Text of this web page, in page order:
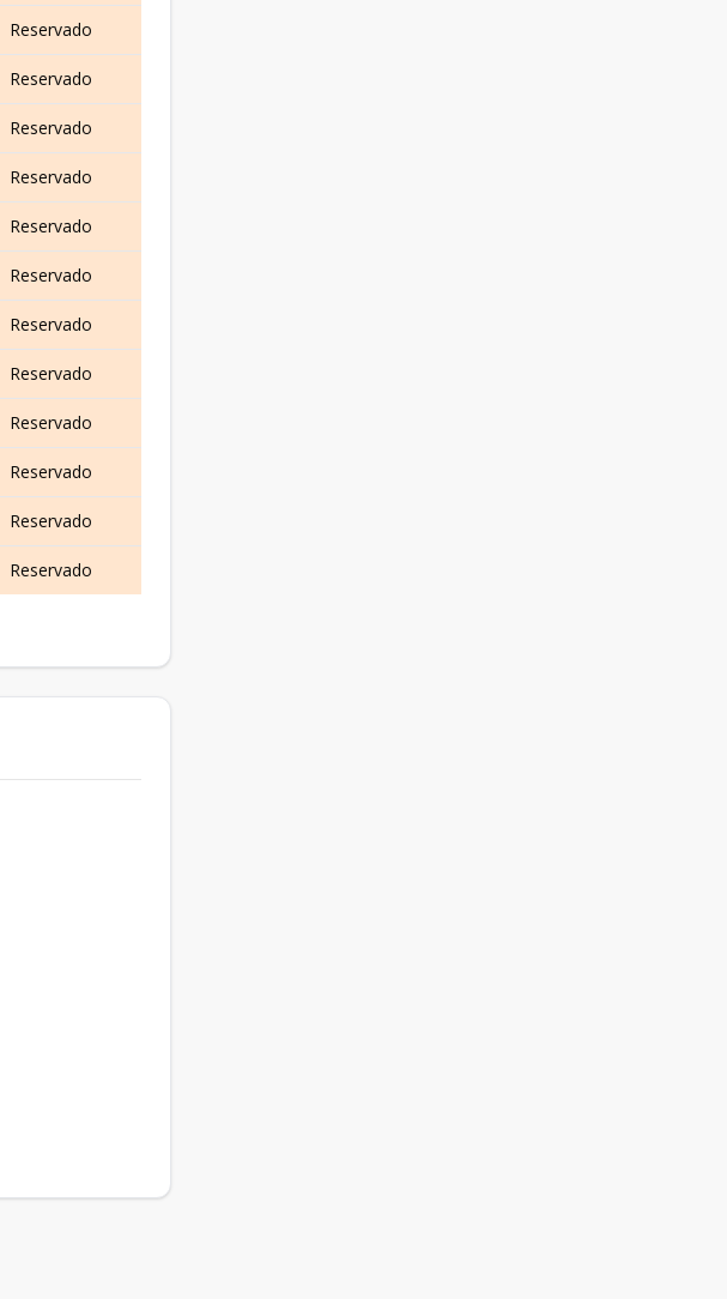
Reservado
Reservado
Reservado
Reservado
Reservado
Reservado
Reservado
Reservado
Reservado
Reservado
Reservado
Reservado